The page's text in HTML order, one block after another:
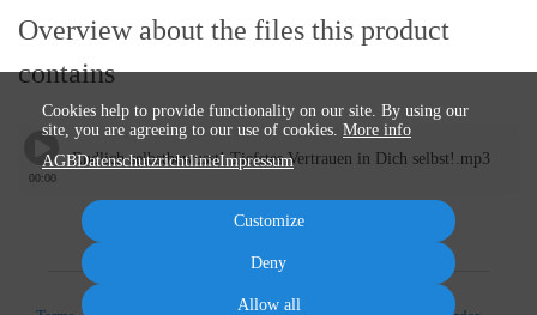
Overview about the files this product
contains
00:00
Endlich selbstbewusst! Tiefstes Vertrauen in Dich selbst!.mp3
Cookies help to provide functionality on our site. By using our
site, you are agreeing to our use of cookies. More info
AGBDatenschutzrichtlinieImpressum
Customize
Deny
Allow all